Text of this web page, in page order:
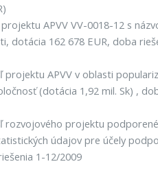
APVV VV-0018-12 s
dotácia 162 678 EUR, doba
APVV v oblasti
(dotácia 1,92 mil. Sk) ,
projektu
údajov pre účely
1-12/2009